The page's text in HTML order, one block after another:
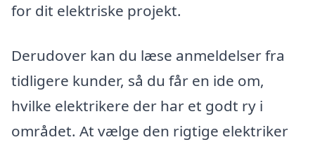
for dit elektriske projekt.
Derudover kan du læse anmeldelser fra
tidligere kunder, så du får en ide om,
hvilke elektrikere der har et godt ry i
området. At vælge den rigtige elektriker